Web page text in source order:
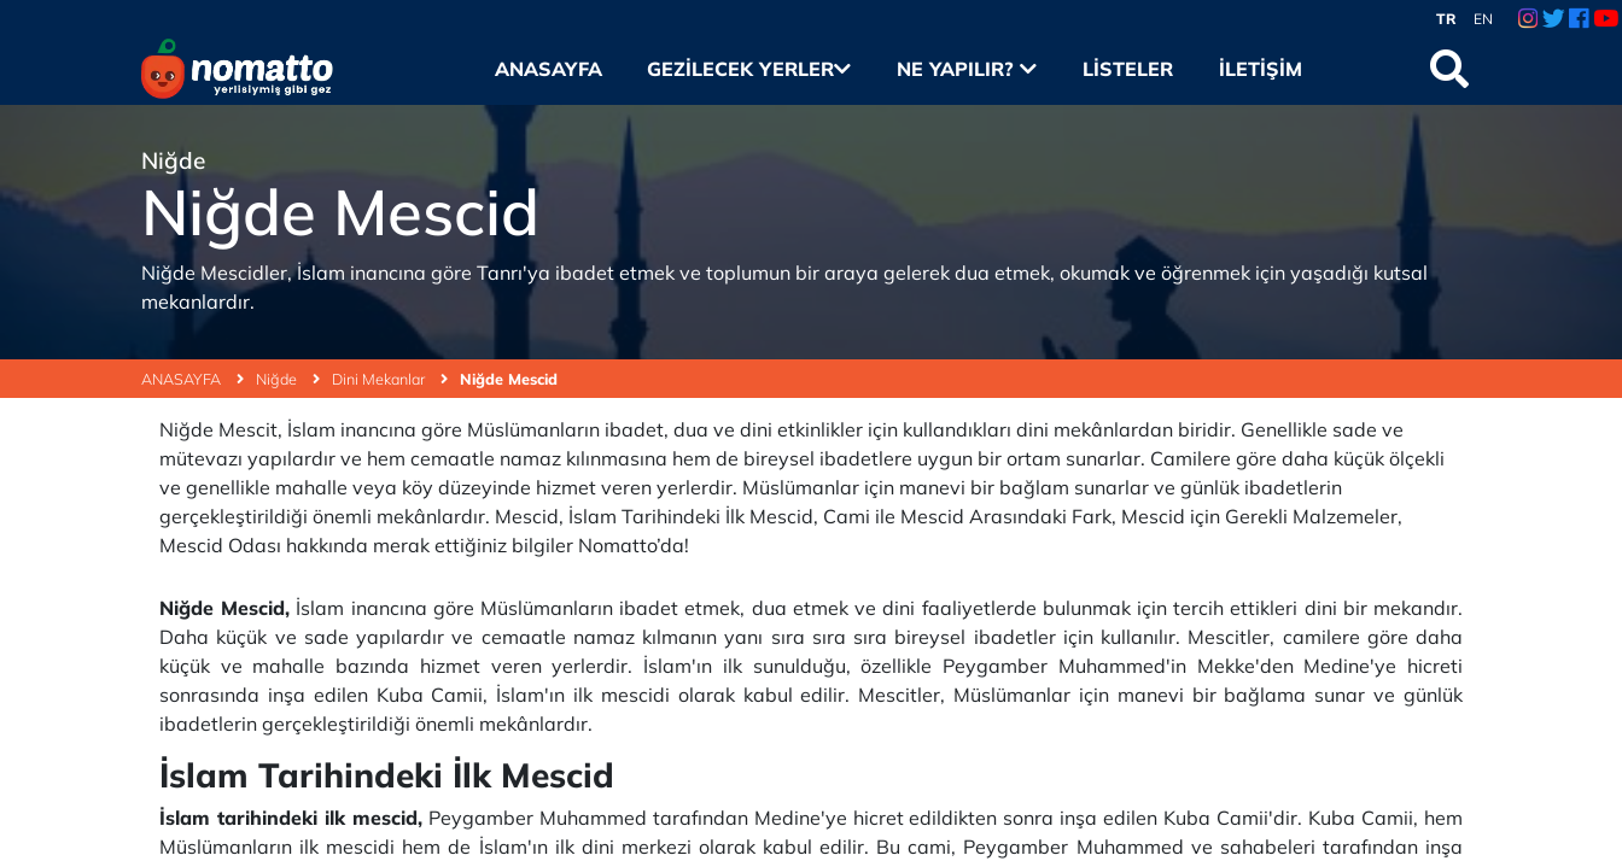
TR EN
ANASAYFA GEZILECEK YERLER NE YAPILIR? LISTELER İLETIŞIM
ANASAYFA Niğde Dini Mekanlar Niğde Mescid
Niğde
Niğde Mescid
Niğde Mescidler, İslam inancına göre Tanrı'ya ibadet etmek ve toplumun bir araya gelerek dua etmek, okumak ve öğrenmek için yaşadığı kutsal
mekanlardır.
Niğde Mescit, İslam inancına göre Müslümanların ibadet, dua ve dini etkinlikler için kullandıkları dini mekânlardan biridir. Genellikle sade ve
mütevazı yapılardır ve hem cemaatle namaz kılınmasına hem de bireysel ibadetlere uygun bir ortam sunarlar. Camilere göre daha küçük ölçekli
ve genellikle mahalle veya köy düzeyinde hizmet veren yerlerdir. Müslümanlar için manevi bir bağlam sunarlar ve günlük ibadetlerin
gerçekleştirildiği önemli mekânlardır. Mescid, İslam Tarihindeki İlk Mescid, Cami ile Mescid Arasındaki Fark, Mescid için Gerekli Malzemeler,
Mescid Odası hakkında merak ettiğiniz bilgiler Nomatto’da!
Niğde Mescid, İslam inancına göre Müslümanların ibadet etmek, dua etmek ve dini faaliyetlerde bulunmak için tercih ettikleri dini bir mekandır.
Daha küçük ve sade yapılardır ve cemaatle namaz kılmanın yanı sıra sıra sıra bireysel ibadetler için kullanılır. Mescitler, camilere göre daha
küçük ve mahalle bazında hizmet veren yerlerdir. İslam'ın ilk sunulduğu, özellikle Peygamber Muhammed'in Mekke'den Medine'ye hicreti
sonrasında inşa edilen Kuba Camii, İslam'ın ilk mescidi olarak kabul edilir. Mescitler, Müslümanlar için manevi bir bağlama sunar ve günlük
ibadetlerin gerçekleştirildiği önemli mekânlardır.
İslam Tarihindeki İlk Mescid
İslam tarihindeki ilk mescid,Peygamber Muhammed tarafından Medine'ye hicret edildikten sonra inşa edilen Kuba Camii'dir. Kuba Camii, hem
Müslümanların ilk mescidi hem de İslam'ın ilk dini merkezi olarak kabul edilir. Bu cami, Peygamber Muhammed ve sahabeleri tarafından inşa